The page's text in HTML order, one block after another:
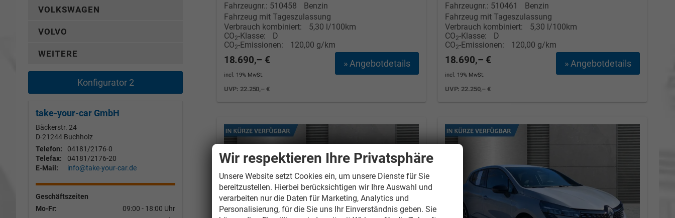
Fahrzeugnr.: 510458
Benzin
Fahrzeug mit Tageszulassung
Verbrauch kombiniert:
5,30 l/100km
CO2-Klasse:
D
CO2-Emissionen: 120,00 g/km
» Angebotdetails
18.690,– €
incl. 19% MwSt.
UVP:22.250,– €
Fahrzeugnr.: 510461
Benzin
Fahrzeug mit Tageszulassung
Verbrauch kombiniert:
5,30 l/100km
CO2-Klasse:
D
CO2-Emissionen: 120,00 g/km
» Angebotdetails
18.690,– €
incl. 19% MwSt.
UVP:22.250,– €
VOLKSWAGEN
VOLVO
WEITERE
Konfigurator 2
take-your-car GmbH
Bäckerstr. 24
D-21244 Buchholz
Telefon:
04181/2176-0
Telefax:
04181/2176-20
E-Mail:
info@take-your-car.de
Geschäftszeiten
Mo-Fr:
09:00 - 18:00 Uhr
Wir respektieren Ihre Privatsphäre
Unsere Website setzt Cookies ein, um unsere Dienste für Sie
bereitzustellen. Hierbei berücksichtigen wir Ihre Auswahl und
verarbeiten nur die Daten für Marketing, Analytics und
Personalisierung, für die Sie uns Ihr Einverständnis geben. Sie